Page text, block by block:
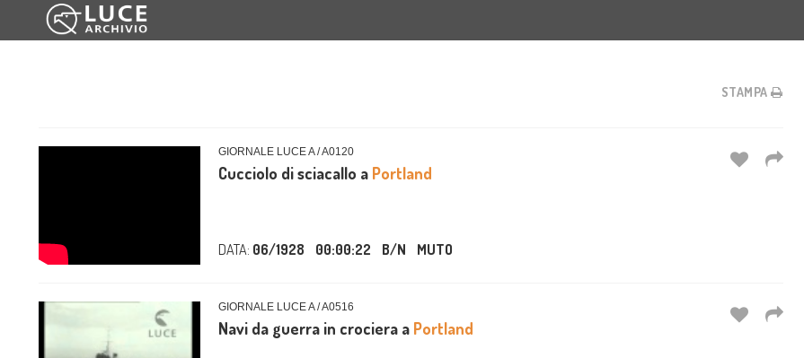
STAMPA
GIORNALE LUCE A / A0120
Cucciolo di sciacallo a Portland
DATA: 06/1928 00:00:22 B/N MUTO
GIORNALE LUCE A / A0516
Navi da guerra in crociera a Portland